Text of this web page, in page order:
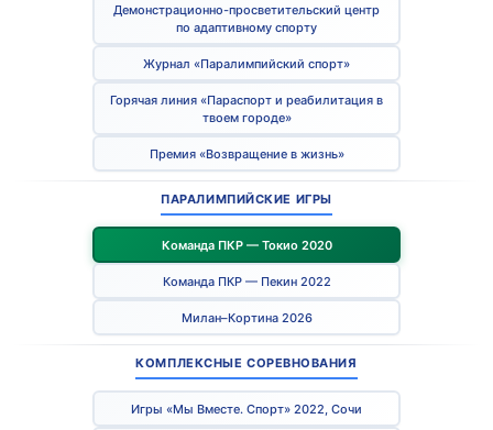
Демонстрационно-просветительский центр
по адаптивному спорту
Журнал «Паралимпийский спорт»
Горячая линия «Параспорт и реабилитация в
твоем городе»
Премия «Возвращение в жизнь»
ПАРАЛИМПИЙСКИЕ ИГРЫ
Команда ПКР — Токио 2020
Команда ПКР — Пекин 2022
Милан–Кортина 2026
КОМПЛЕКСНЫЕ СОРЕВНОВАНИЯ
Игры «Мы Вместе. Спорт» 2022, Сочи